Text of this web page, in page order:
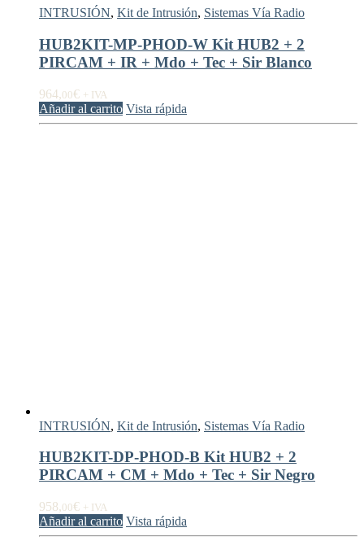
INTRUSIÓN, Kit de Intrusión, Sistemas Vía Radio
HUB2KIT-MP-PHOD-W Kit HUB2 + 2
PIRCAM + IR + Mdo + Tec + Sir Blanco
964,00€ + IVA
Añadir al carrito Vista rápida
INTRUSIÓN, Kit de Intrusión, Sistemas Vía Radio
HUB2KIT-DP-PHOD-B Kit HUB2 + 2
PIRCAM + CM + Mdo + Tec + Sir Negro
958,00€ + IVA
Añadir al carrito Vista rápida